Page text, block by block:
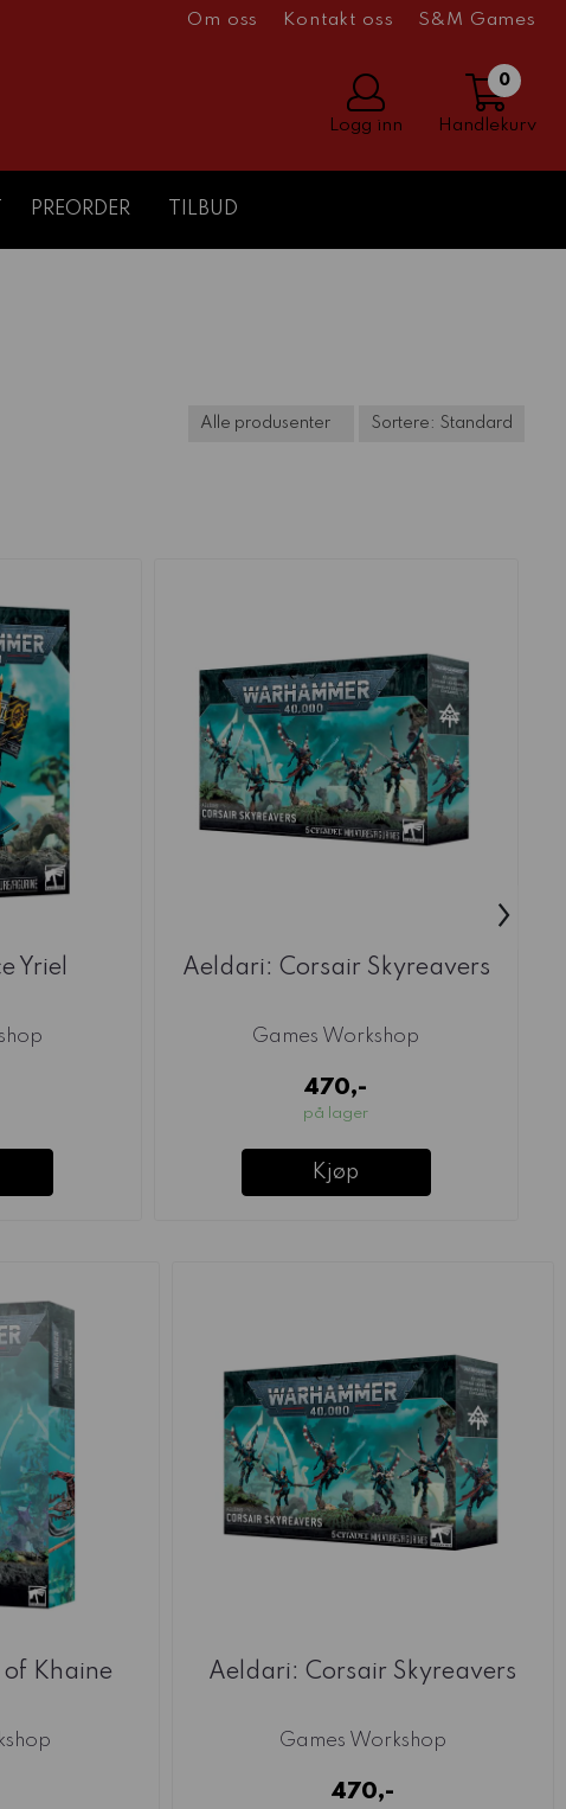
Om oss Kontakt oss S&M Games
Logg inn
0
Handlekurv
PREORDER TILBUD
Yriel Aeldari: Corsair Skyreavers
Games Workshop
470,-
på lager
Kjøp
›
Khaine Aeldari: Corsair Skyreavers
Games Workshop
470,-